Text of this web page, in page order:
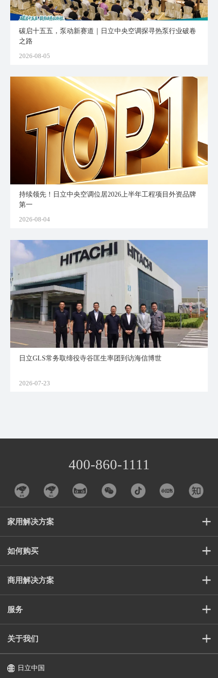
碳启十五五，泵动新赛道｜日立中央空调探寻热泵行业破卷
之路
2026-08-05
持续领先！日立中央空调位居2026上半年工程项目外资品牌
第一
2026-08-04
日立GLS常务取缔役寺谷匡生率团到访海信博世
2026-07-23
400-860-1111
家用解决方案
如何购买
商用解决方案
服务
关于我们
日立中国